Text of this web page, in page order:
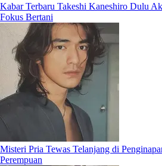
Kabar Terbaru Takeshi Kaneshiro Dulu
Fokus Bertani
Misteri Pria Tewas Telanjang di
Perempuan